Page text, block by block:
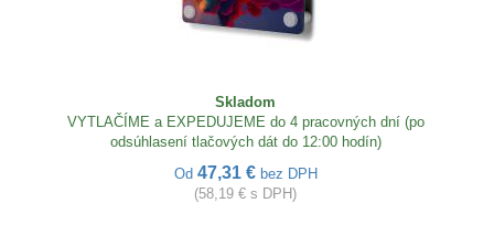
Skladom
VYTLAČÍME a EXPEDUJEME do 4 pracovných dní (po
odsúhlasení tlačových dát do 12:00 hodín)
Od 47,31 € bez DPH
(58,19 € s DPH)